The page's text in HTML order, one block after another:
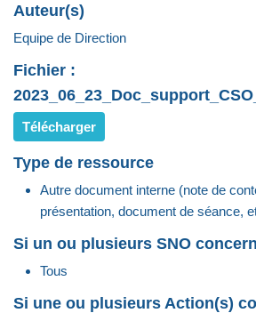
Auteur(s)
Equipe de Direction
Fichier :
Télécharger
Type de ressource
Autre document interne (note de
présentation, document de séance,
Si un ou plusieurs SNO
Tous
Si une ou plusieurs Action(s)